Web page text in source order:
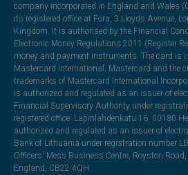
company incorporated in England and Wales
its registered office at Fora, 3 Lloyds Avenue,
Kingdom. It is authorised by the Financial
Electronic Money Regulations 2011 (Register
money and payment instruments. The card is
Mastercard International. Mastercard and the
trademarks of Mastercard International
is authorized and regulated as an issuer of
Financial Supervisory Authority under
registered office: Lapinlahdenkatu 16, 00180
authorized and regulated as an issuer of
Bank of Lithuania under registration number
Officers' Mess Business Centre, Royston
England, CB22 4QH.